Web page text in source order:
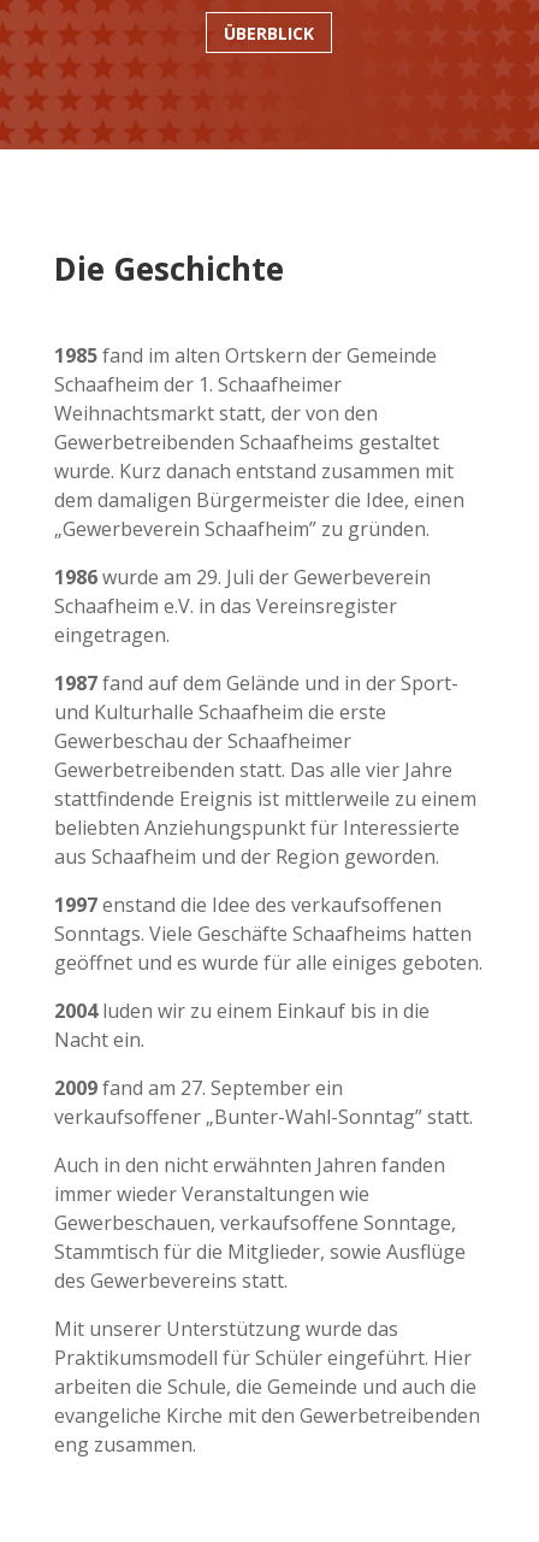
ÜBERBLICK
Die Geschichte
1985fand im alten Ortskern der Gemeinde
Schaafheim der 1. Schaafheimer
Weihnachtsmarkt statt, der von den
Gewerbetreibenden Schaafheims gestaltet
wurde. Kurz danach entstand zusammen mit
dem damaligen Bürgermeister die Idee, einen
„Gewerbeverein Schaafheim” zu gründen.
1986wurde am 29. Juli der Gewerbeverein
Schaafheim e.V. in das Vereinsregister
eingetragen.
1987fand auf dem Gelände und in der Sport-
und Kulturhalle Schaafheim die erste
Gewerbeschau der Schaafheimer
Gewerbetreibenden statt. Das alle vier Jahre
stattfindende Ereignis ist mittlerweile zu einem
beliebten Anziehungspunkt für Interessierte
aus Schaafheim und der Region geworden.
1997enstand die Idee des verkaufsoffenen
Sonntags. Viele Geschäfte Schaafheims hatten
geöffnet und es wurde für alle einiges geboten.
2004luden wir zu einem Einkauf bis in die
Nacht ein.
2009fand am 27. September ein
verkaufsoffener „Bunter-Wahl-Sonntag” statt.
Auch in den nicht erwähnten Jahren fanden
immer wieder Veranstaltungen wie
Gewerbeschauen, verkaufsoffene Sonntage,
Stammtisch für die Mitglieder, sowie Ausflüge
des Gewerbevereins statt.
Mit unserer Unterstützung wurde das
Praktikumsmodell für Schüler eingeführt. Hier
arbeiten die Schule, die Gemeinde und auch die
evangeliche Kirche mit den Gewerbetreibenden
eng zusammen.